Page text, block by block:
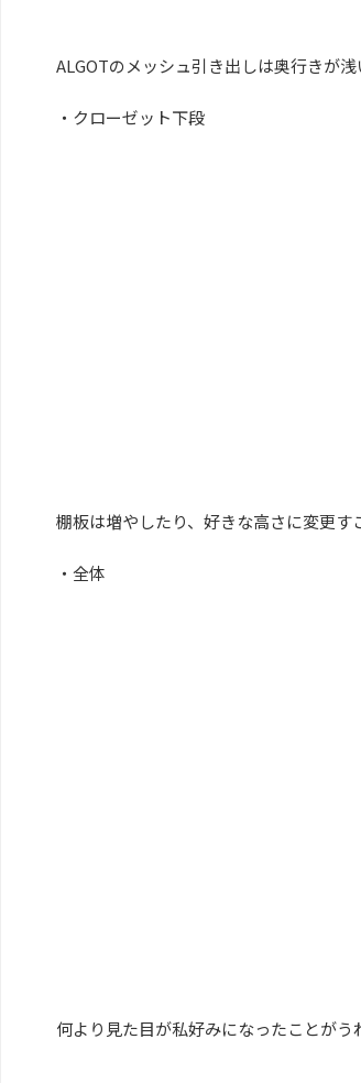
ALGOTのメッシュ引き出しは奥行きが
・クローゼット下段
棚板は増やしたり、好きな高さに変更す
・全体
何より見た目が私好みになったことがう